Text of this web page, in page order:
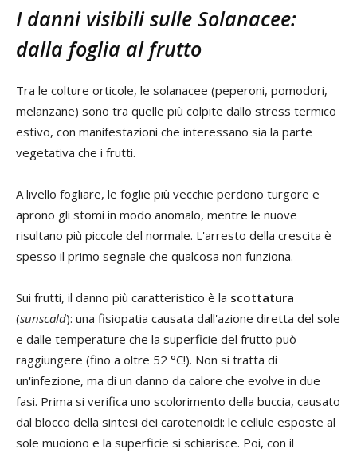
I danni visibili sulle Solanacee:
dalla foglia al frutto
Tra le colture orticole, le solanacee (peperoni, pomodori,
melanzane) sono tra quelle più colpite dallo stress termico
estivo, con manifestazioni che interessano sia la parte
vegetativa che i frutti.
A livello fogliare, le foglie più vecchie perdono turgore e
aprono gli stomi in modo anomalo, mentre le nuove
risultano più piccole del normale. L'arresto della crescita è
spesso il primo segnale che qualcosa non funziona.
Sui frutti, il danno più caratteristico è la scottatura
(sunscald): una fisiopatia causata dall'azione diretta del sole
e dalle temperature che la superficie del frutto può
raggiungere (fino a oltre 52 °C!). Non si tratta di
un'infezione, ma di un danno da calore che evolve in due
fasi. Prima si verifica uno scolorimento della buccia, causato
dal blocco della sintesi dei carotenoidi: le cellule esposte al
sole muoiono e la superficie si schiarisce. Poi, con il